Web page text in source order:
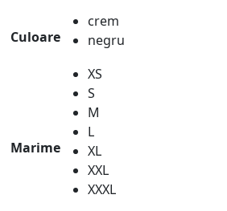
Culoare
crem
negru
Marime
XS
S
M
L
XL
XXL
XXXL